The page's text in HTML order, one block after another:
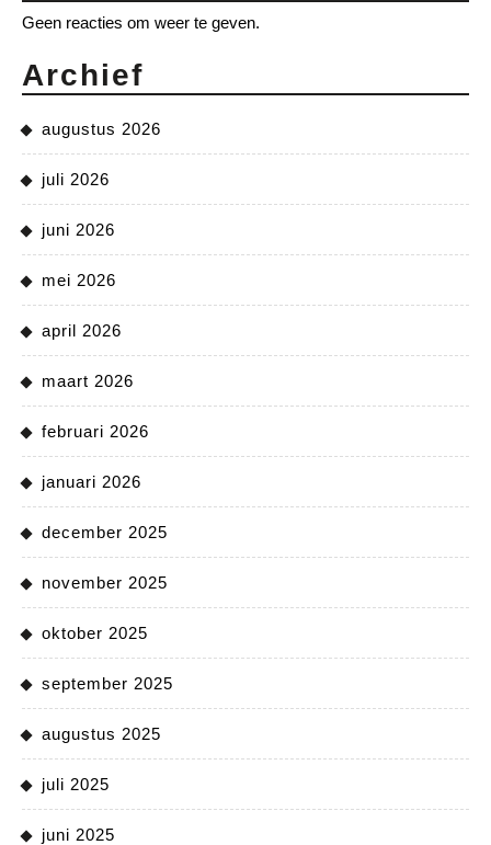
Geen reacties om weer te geven.
Archief
augustus 2026
juli 2026
juni 2026
mei 2026
april 2026
maart 2026
februari 2026
januari 2026
december 2025
november 2025
oktober 2025
september 2025
augustus 2025
juli 2025
juni 2025